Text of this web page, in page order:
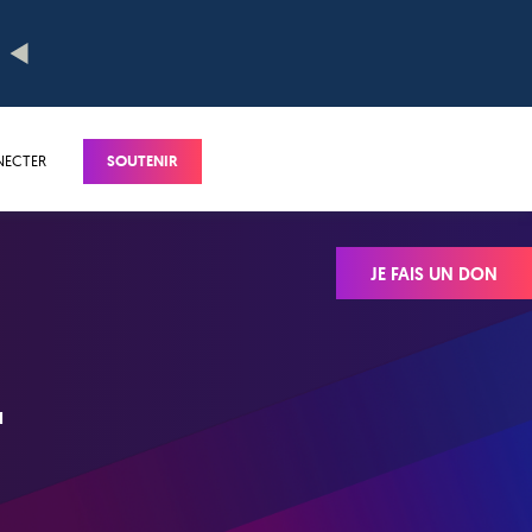
SOUTENIR
JE FAIS UN DON